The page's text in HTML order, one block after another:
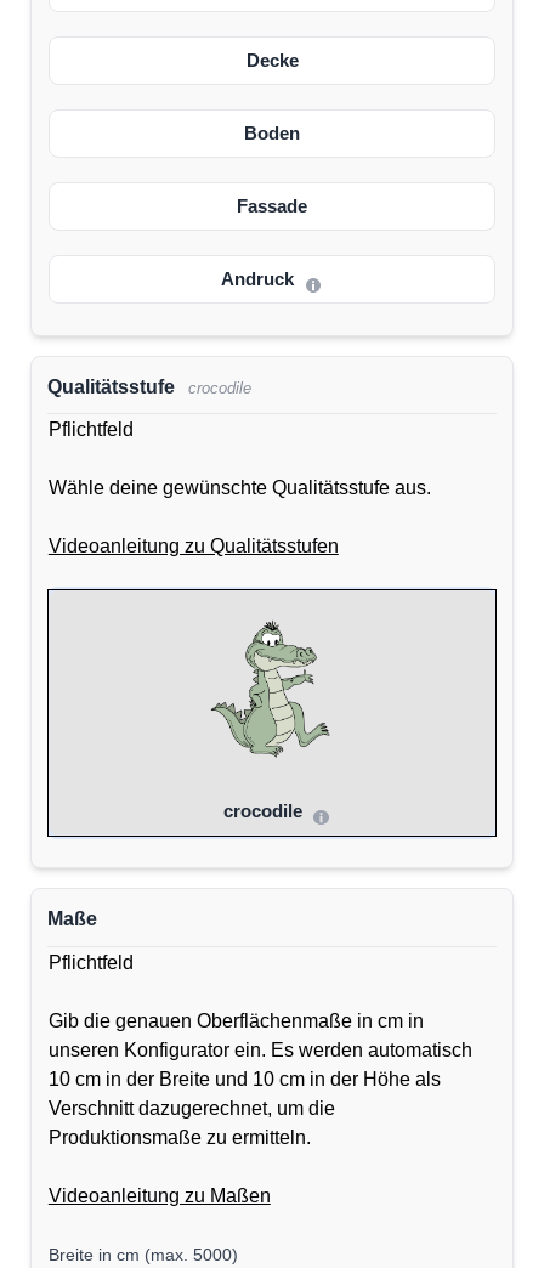
Decke
Boden
Fassade
Andruck
Qualitätsstufe crocodile
Pflichtfeld
Wähle deine gewünschte Qualitätsstufe aus.
Videoanleitung zu Qualitätsstufen
crocodile
Maße
Pflichtfeld
Gib die genauen Oberflächenmaße in cm in
unseren Konfigurator ein. Es werden automatisch
10 cm in der Breite und 10 cm in der Höhe als
Verschnitt dazugerechnet, um die
Produktionsmaße zu ermitteln.
Videoanleitung zu Maßen
Breite in cm (max. 5000)